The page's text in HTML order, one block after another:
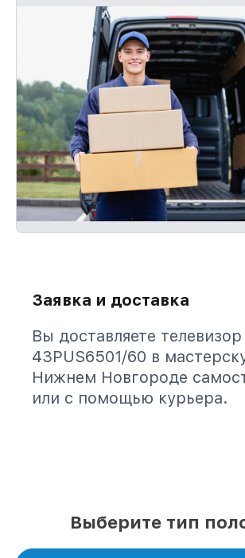
Заявка и доставка
Вы доставляете
43PUS6501/60 в
Нижнем Новгороде
или с помощью курьера.
Выберите тип